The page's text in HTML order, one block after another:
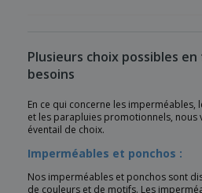
Plusieurs choix possibles
besoins
En ce qui concerne les
et les parapluies promotionnels, nous
éventail de choix.
Imperméables et ponchos :
Nos imperméables et ponchos sont
de couleurs et de motifs. Les